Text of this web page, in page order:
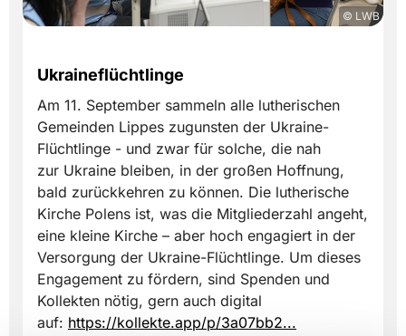
© LWB
Ukraineflüchtlinge
Am 11. September sammeln alle lutherischen
Gemeinden Lippes zugunsten der Ukraine-
Flüchtlinge - und zwar für solche, die nah
zur Ukraine bleiben, in der großen Hoffnung,
bald zurückkehren zu können. Die lutherische
Kirche Polens ist, was die Mitgliederzahl angeht,
eine kleine Kirche – aber hoch engagiert in der
Versorgung der Ukraine-Flüchtlinge. Um dieses
Engagement zu fördern, sind Spenden und
Kollekten nötig, gern auch digital
auf: https://kollekte.app/p/3a07bb2...